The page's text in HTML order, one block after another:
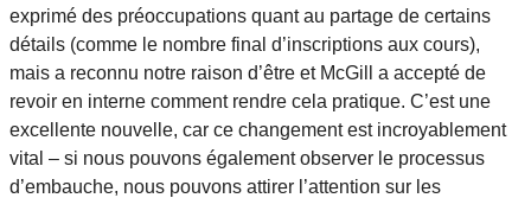
exprimé des préoccupations quant au partage de certains
détails (comme le nombre final d’inscriptions aux cours),
mais a reconnu notre raison d’être et McGill a accepté de
revoir en interne comment rendre cela pratique. C’est une
excellente nouvelle, car ce changement est incroyablement
vital – si nous pouvons également observer le processus
d’embauche, nous pouvons attirer l’attention sur les